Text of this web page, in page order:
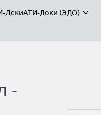
ДокиАТИ-Доки (ЭДО)
-